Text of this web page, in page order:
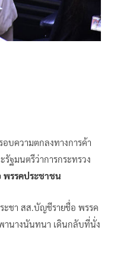
บความตกลงทางการค้า
รัฐมนตรีว่าการกระทรวง
รรคประชาชน
ชา สส.บัญชีรายชื่อ พรรค
พานางนันทนา เดินกลับที่นั่ง